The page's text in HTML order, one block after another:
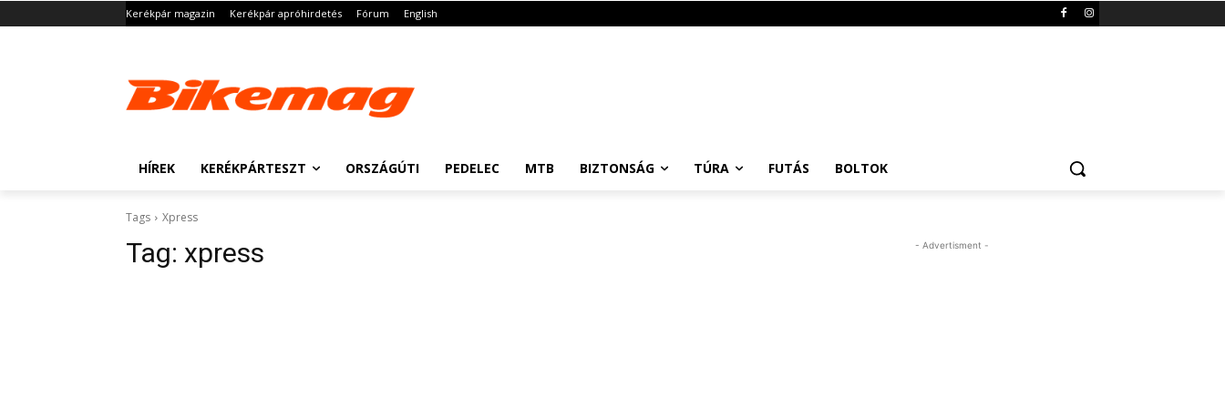
Kerékpár magazin Kerékpár apróhirdetés Fórum English
HÍREK KERÉKPÁRTESZT ORSZÁGÚTI PEDELEC MTB BIZTONSÁG TÚRA FUTÁS BOLTOK
Tags Xpress
Tag: xpress - Advertisment -